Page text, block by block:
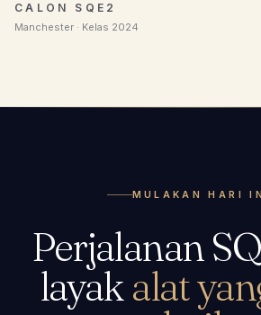
CALON SQE2
Manchester · Kelas 2024
MULAKAN HARI
Perjalanan
layakalat